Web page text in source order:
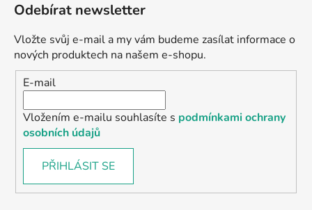
Odebírat newsletter
Vložte svůj e-mail a my vám budeme zasílat informace o
nových produktech na našem e-shopu.
E-mail
Vložením e-mailu souhlasíte s podmínkami ochrany
osobních údajů
PŘIHLÁSIT SE